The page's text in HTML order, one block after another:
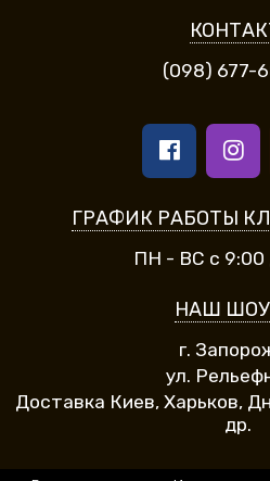
(098) 677-
ГРАФИК РАБОТЫ
ПН - ВС с 9:00
НАШ
г.
ул.
Доставка Киев, Харьков,
др.